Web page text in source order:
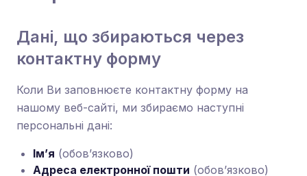
Дані, що збираються через
контактну форму
Коли Ви заповнюєте контактну форму на
нашому веб-сайті, ми збираємо наступні
персональні дані:
Ім’я (обов’язково)
Адреса електронної пошти (обов’язково)